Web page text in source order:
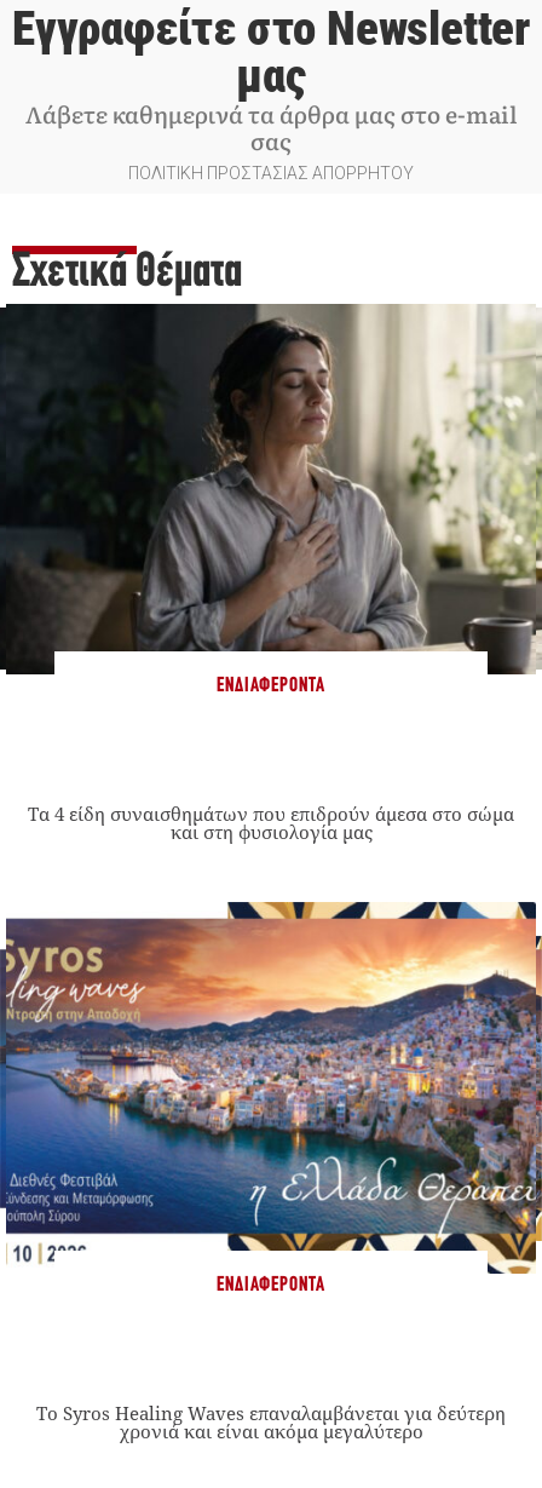
Εγγραφείτε στο Newsletter
μας
Λάβετε καθημερινά τα άρθρα μας στο e-mail
σας
ΠΟΛΙΤΙΚΗ ΠΡΟΣΤΑΣΙΑΣ ΑΠΟΡΡΗΤΟΥ
Σχετικά Θέματα
ΕΝΔΙΑΦΈΡΟΝΤΑ
Τα 4 είδη συναισθημάτων που επιδρούν άμεσα στο σώμα
και στη φυσιολογία μας
ΕΝΔΙΑΦΈΡΟΝΤΑ
Το Syros Healing Waves επαναλαμβάνεται για δεύτερη
χρονιά και είναι ακόμα μεγαλύτερο